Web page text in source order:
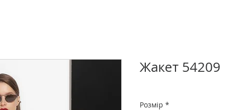
Жакет 54209
Розмір *